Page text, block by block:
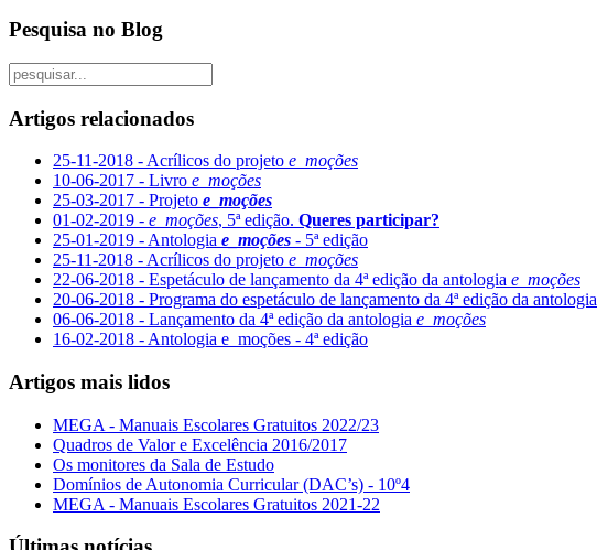
Pesquisa no Blog
Artigos relacionados
25-11-2018 - Acrílicos do projeto e_moções
10-06-2017 - Livro e_moções
25-03-2017 - Projeto e_moções
01-02-2019 - e_moções, 5ª edição. Queres participar?
25-01-2019 - Antologia e_moções - 5ª edição
25-11-2018 - Acrílicos do projeto e_moções
22-06-2018 - Espetáculo de lançamento da 4ª edição da antologia e_moções
20-06-2018 - Programa do espetáculo de lançamento da 4ª edição da antologia
06-06-2018 - Lançamento da 4ª edição da antologia e_moções
16-02-2018 - Antologia e_moções - 4ª edição
Artigos mais lidos
MEGA - Manuais Escolares Gratuitos 2022/23
Quadros de Valor e Excelência 2016/2017
Os monitores da Sala de Estudo
Domínios de Autonomia Curricular (DAC’s) - 10º4
MEGA - Manuais Escolares Gratuitos 2021-22